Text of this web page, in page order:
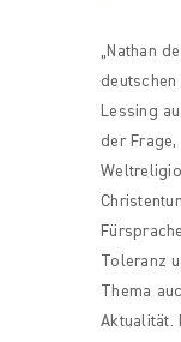
„Nathan
deutschen
Lessing
der
Toleranz
Thema
Aktualität.